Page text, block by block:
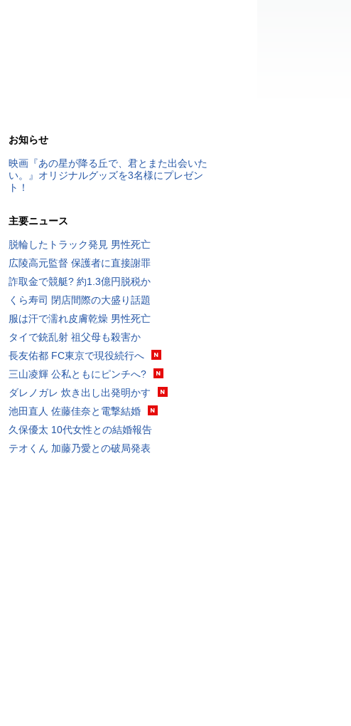
お知らせ
映画『あの星が降る丘で、君とまた出会いた
い。』オリジナルグッズを3名様にプレゼン
ト！
主要ニュース
脱輪したトラック発見 男性死亡
広陵高元監督 保護者に直接謝罪
詐取金で競艇? 約1.3億円脱税か
くら寿司 閉店間際の大盛り話題
服は汗で濡れ皮膚乾燥 男性死亡
タイで銃乱射 祖父母も殺害か
長友佑都 FC東京で現役続行へ
三山凌輝 公私ともにピンチへ?
ダレノガレ 炊き出し出発明かす
池田直人 佐藤佳奈と電撃結婚
久保優太 10代女性との結婚報告
テオくん 加藤乃愛との破局発表